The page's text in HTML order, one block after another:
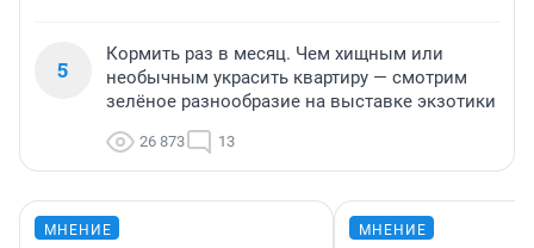
5
Кормить раз в месяц. Чем хищным или
необычным украсить квартиру — смотрим
зелёное разнообразие на выставке экзотики
26 873 13
МНЕНИЕ МНЕНИЕ